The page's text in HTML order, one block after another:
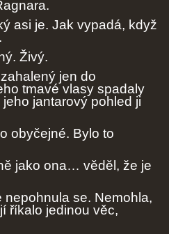
asi je. Jak vypadá, když
Živý.
jen do
tmavé vlasy spadaly
jantarový pohled ji
obyčejné. Bylo to
jako ona… věděl, že je
nepohnula se. Nemohla,
říkalo jedinou věc,